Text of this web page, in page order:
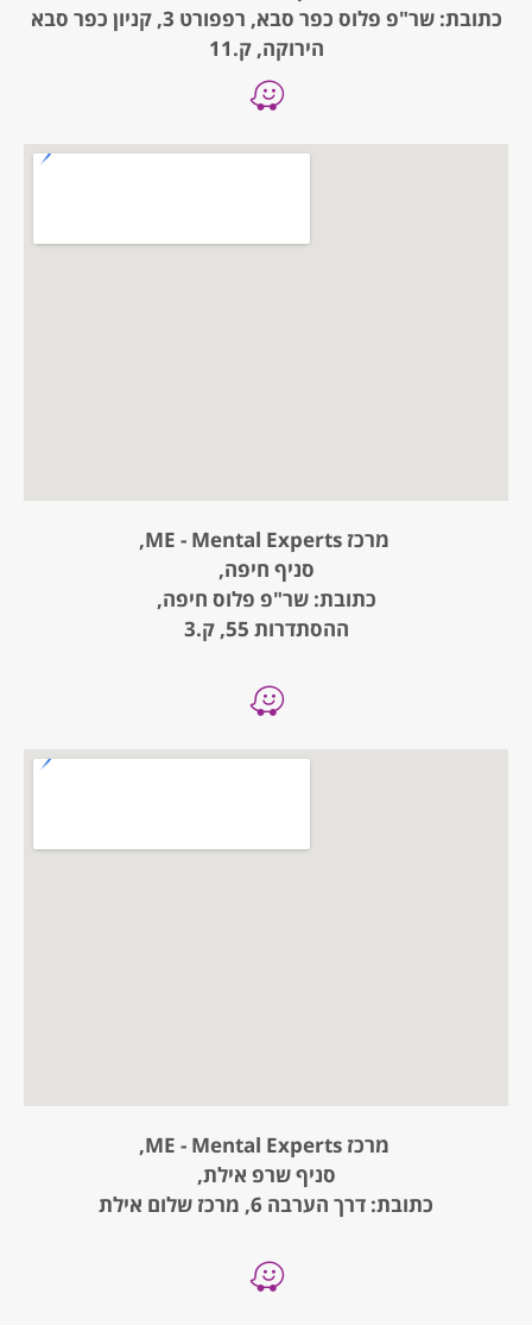
כתובת: שר"פ פלוס כפר סבא, רפפורט 3, קניון כפר סבא
הירוקה, ק.11
מרכז ME - Mental Experts,
סניף חיפה,
כתובת: שר"פ פלוס חיפה,
ההסתדרות 55, ק.3
מרכז ME - Mental Experts,
סניף שרפ אילת,
כתובת: דרך הערבה 6, מרכז שלום אילת